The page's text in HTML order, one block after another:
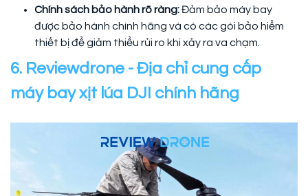
Chính sách bảo hành rõ ràng:Đảm bảo máy bay
được bảo hành chính hãng và có các gói bảo hiểm
thiết bị để giảm thiểu rủi ro khi xảy ra va chạm.
6. Reviewdrone - Địa chỉ cung cấp
máy bay xịt lúa DJI chính hãng